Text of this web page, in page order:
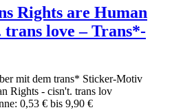
Rights are Human
trans love – Trans*-
mit dem trans* Sticker-Motiv
Rights - cisn't. trans lov
0,53 € bis 9,90 €